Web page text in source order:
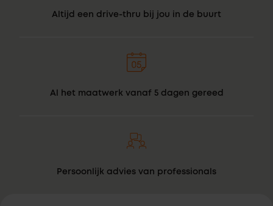
Altijd een drive-thru bij jou in de buurt
Al het maatwerk vanaf 5 dagen gereed
Persoonlijk advies van professionals